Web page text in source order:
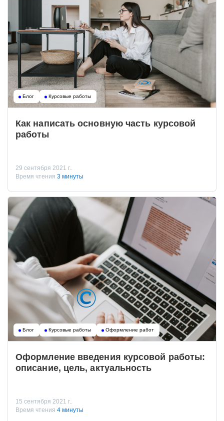
Блог Курсовые работы
Как написать основную часть курсовой
работы
29 сентября 2021 г..
Время чтения 3 минуты
Блог Курсовые работы Оформление работ
Оформление введения курсовой работы:
описание, цель, актуальность
15 сентября 2021 г..
Время чтения 4 минуты